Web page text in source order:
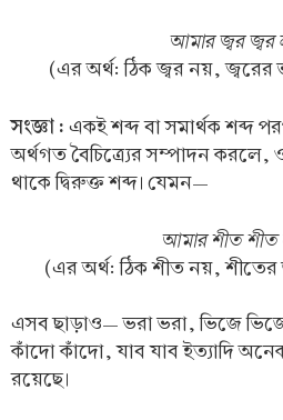
আমার জ্বর জ্বর
(এর অর্থ: ঠিক জ্বর নয়, জ্বরের
সংজ্ঞা : একই শব্দ বা সমার্থক শব্দ
অর্থগত বৈচিত্র্যের সম্পাদন করলে,
থাকে দ্বিরুক্ত শব্দ। যেমন—
আমার শীত শীত
(এর অর্থ: ঠিক শীত নয়, শীতের
এসব ছাড়াও— ভরা ভরা, ভিজে
কাঁদো কাঁদো, যাব যাব ইত্যাদি অনেক
রয়েছে।